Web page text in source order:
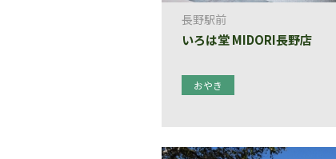
長野駅前
いろは堂 MIDORI長野店
おやき